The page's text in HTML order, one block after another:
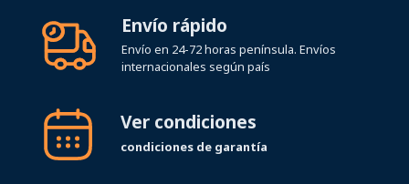
Envío en 24-72 horas península. Envíos
internacionales según país
condiciones de garantía